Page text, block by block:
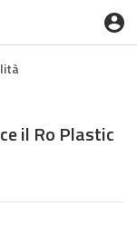
il Ro Plastic